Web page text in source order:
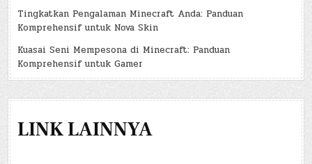
Tingkatkan Pengalaman Minecraft Anda: Panduan
Komprehensif untuk Nova Skin
Kuasai Seni Mempesona di Minecraft: Panduan
Komprehensif untuk Gamer
LINK LAINNYA